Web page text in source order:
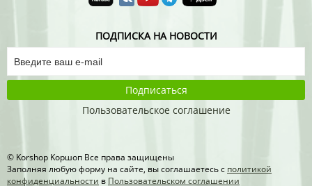
ПОДПИСКА НА НОВОСТИ
Подписаться
Пользовательское соглашение
© Korshop Koршоп Все права защищены
Заполняя любую форму на сайте, вы соглашаетесь с политикой
конфиденциальности в Пользовательском соглашении